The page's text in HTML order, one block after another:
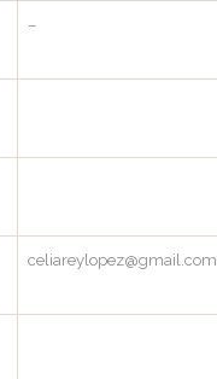
–
celiareylopez@gmail.com